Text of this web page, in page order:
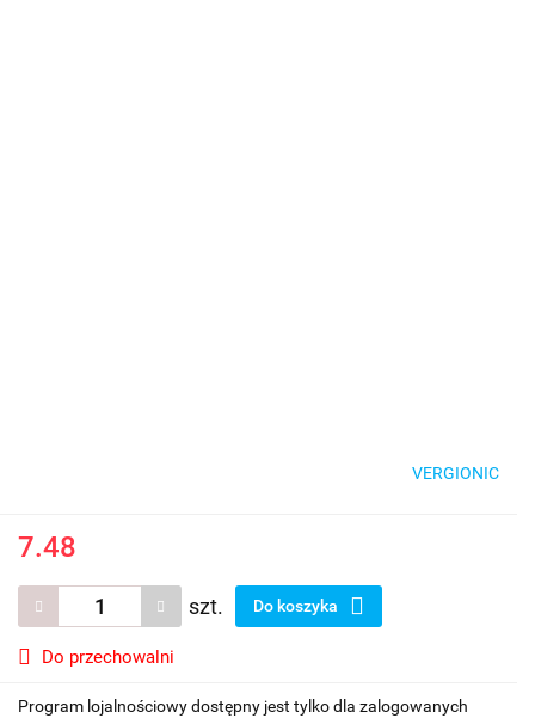
VERGIONIC
7.48
szt. Do koszyka
Do przechowalni
Program lojalnościowy dostępny jest tylko dla zalogowanych